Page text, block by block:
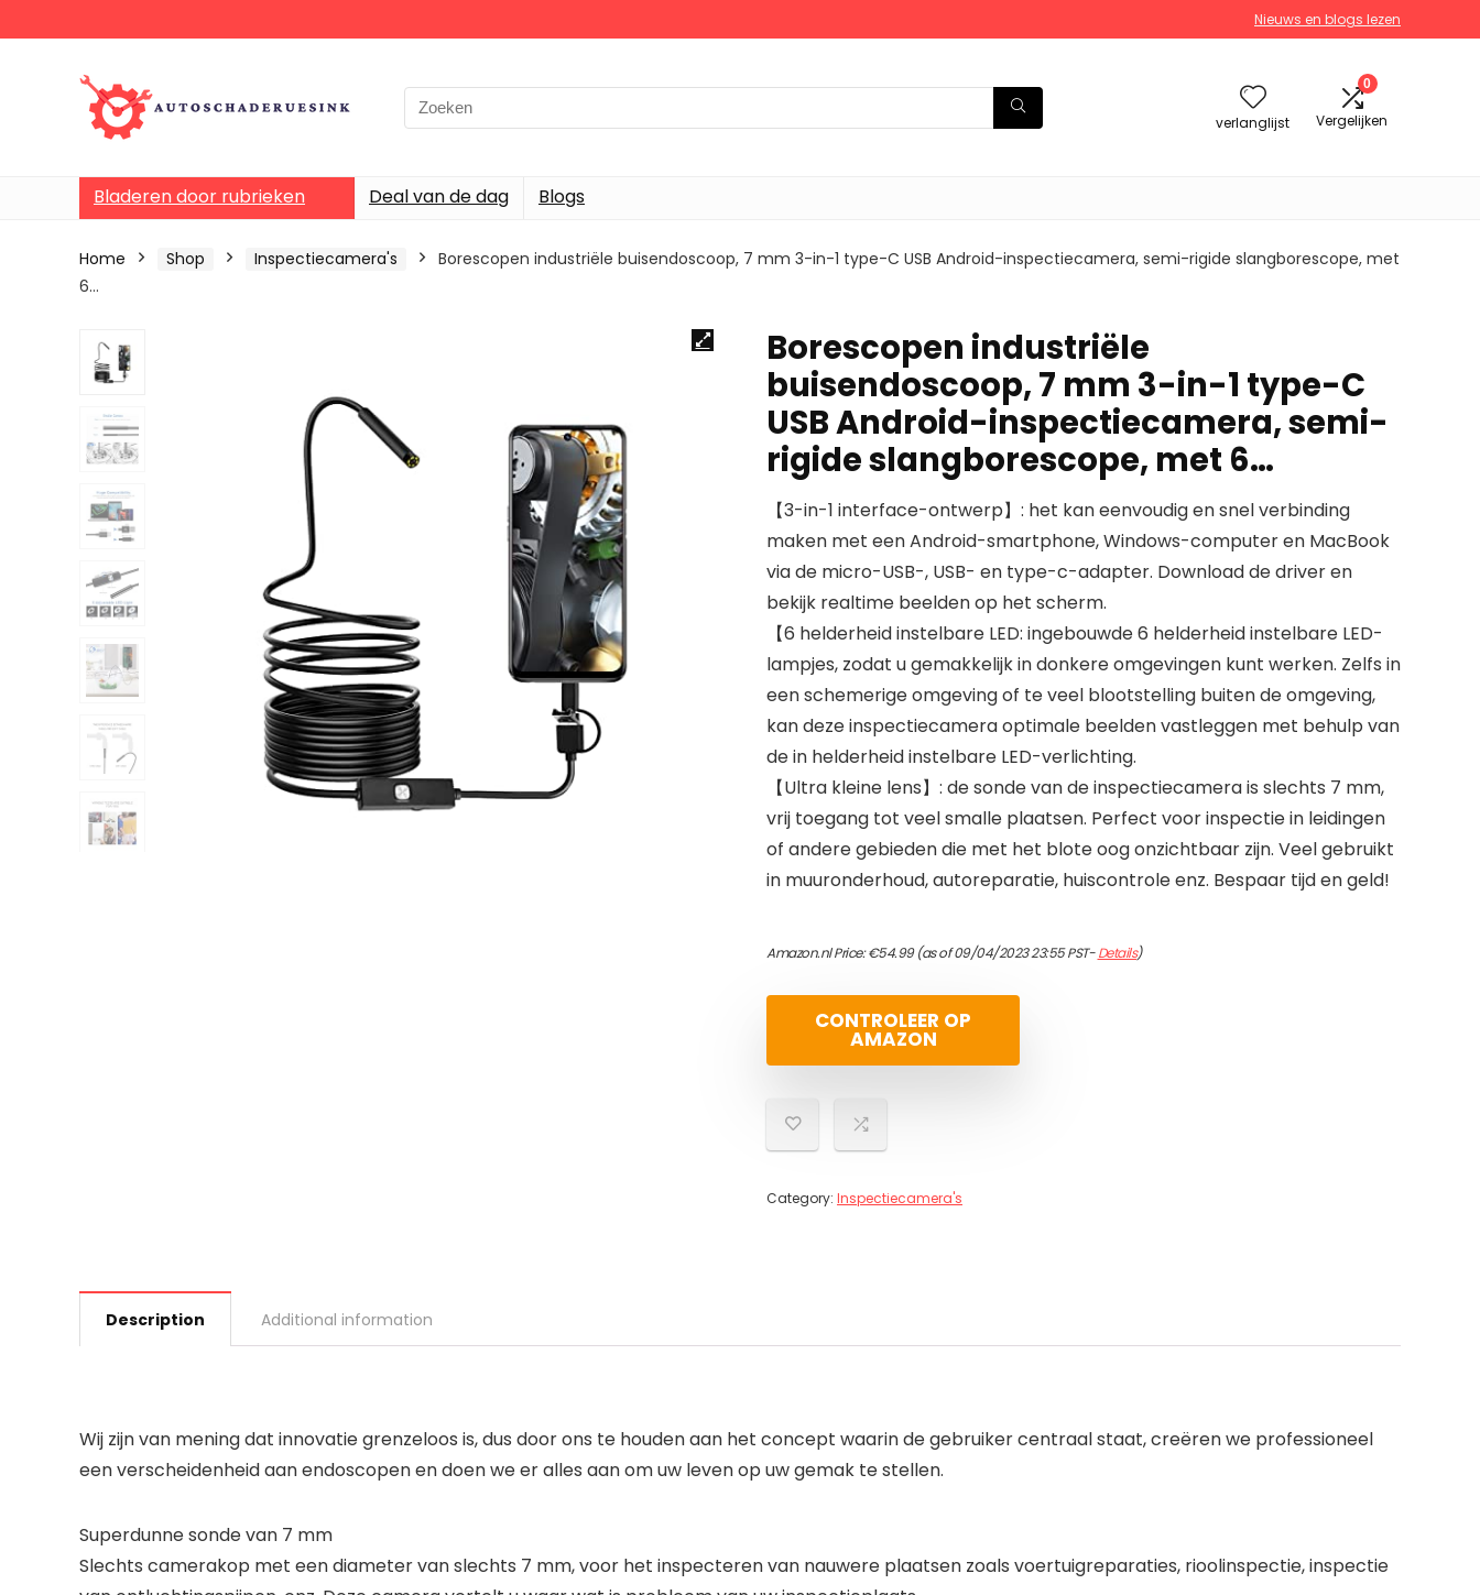
Nieuws en blogs lezen
verlanglijst
0
Vergelijken
Bladeren door rubrieken Deal van de dag Blogs
Home Shop Inspectiecamera's
Borescopen industriële buisendoscoop, 7 mm 3-in-1 type-C USB Android-inspectiecamera, semi-rigide slangborescope, met
6…
Borescopen industriële
buisendoscoop, 7 mm 3-in-1 type-C
USB Android-inspectiecamera, semi-
rigide slangborescope, met 6…
【3-in-1 interface-ontwerp】: het kan eenvoudig en snel verbinding
maken met een Android-smartphone, Windows-computer en MacBook
via de micro-USB-, USB- en type-c-adapter. Download de driver en
bekijk realtime beelden op het scherm.
【6 helderheid instelbare LED: ingebouwde 6 helderheid instelbare LED-
lampjes, zodat u gemakkelijk in donkere omgevingen kunt werken. Zelfs in
een schemerige omgeving of te veel blootstelling buiten de omgeving,
kan deze inspectiecamera optimale beelden vastleggen met behulp van
de in helderheid instelbare LED-verlichting.
【Ultra kleine lens】: de sonde van de inspectiecamera is slechts 7 mm,
vrij toegang tot veel smalle plaatsen. Perfect voor inspectie in leidingen
of andere gebieden die met het blote oog onzichtbaar zijn. Veel gebruikt
in muuronderhoud, autoreparatie, huiscontrole enz. Bespaar tijd en geld!
Amazon.nl Price:€54.99(as of 09/04/2023 23:55 PST-Details)
CONTROLEER OP
AMAZON
Category: Inspectiecamera's
Description Additional information
Wij zijn van mening dat innovatie grenzeloos is, dus door ons te houden aan het concept waarin de gebruiker centraal staat, creëren we professioneel
een verscheidenheid aan endoscopen en doen we er alles aan om uw leven op uw gemak te stellen.
Superdunne sonde van 7 mm
Slechts camerakop met een diameter van slechts 7 mm, voor het inspecteren van nauwere plaatsen zoals voertuigreparaties, rioolinspectie, inspectie